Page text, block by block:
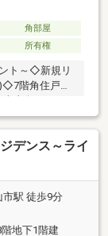
角部屋
所有権
ト～◇新規リ
)◇7階角住戸
り・通風良
8分の好立
内容～2026年
・ユニット
●「長谷工の
ーサービス
駆けつけサー
デンス～ライ
駅 徒歩9分
地下1階建